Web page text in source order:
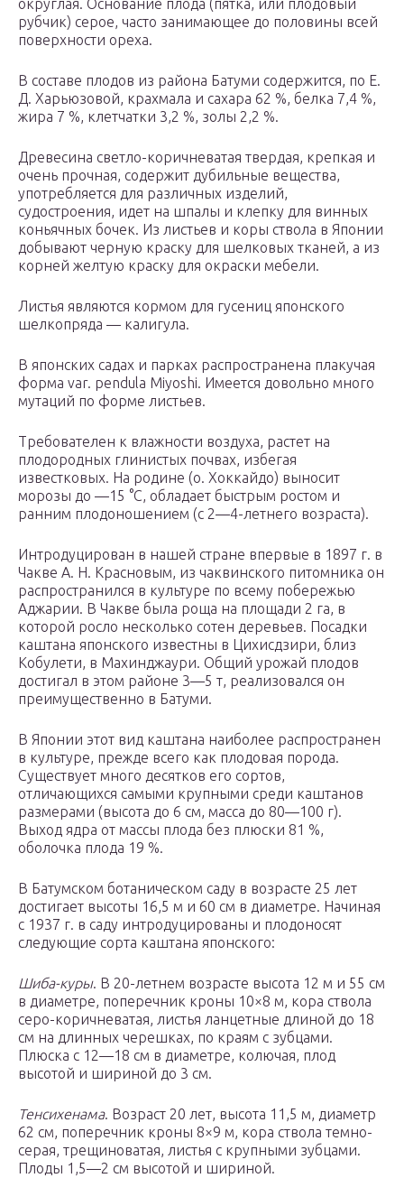
округлая. Основание плода (пятка, или плодовый
рубчик) серое, часто занимающее до половины всей
поверхности ореха.
В составе плодов из района Батуми содержится, по Е.
Д. Харьюзовой, крахмала и сахара 62 %, белка 7,4 %,
жира 7 %, клетчатки 3,2 %, золы 2,2 %.
Древесина светло-коричневатая твердая, крепкая и
очень прочная, содержит дубильные вещества,
употребляется для различных изделий,
судостроения, идет на шпалы и клепку для винных
коньячных бочек. Из листьев и коры ствола в Японии
добывают черную краску для шелковых тканей, а из
корней желтую краску для окраски мебели.
Листья являются кормом для гусениц японского
шелкопряда — калигула.
В японских садах и парках распространена плакучая
форма var. pendula Miyoshi. Имеется довольно много
мутаций по форме листьев.
Требователен к влажности воздуха, растет на
плодородных глинистых почвах, избегая
известковых. На родине (о. Хоккайдо) выносит
морозы до —15 °С, обладает быстрым ростом и
ранним плодоношением (с 2—4-летнего возраста).
Интродуцирован в нашей стране впервые в 1897 г. в
Чакве А. Н. Красновым, из чаквинского питомника он
распространился в культуре по всему побережью
Аджарии. В Чакве была роща на площади 2 га, в
которой росло несколько сотен деревьев. Посадки
каштана японского известны в Цихисдзири, близ
Кобулети, в Махинджаури. Общий урожай плодов
достигал в этом районе 3—5 т, реализовался он
преимущественно в Батуми.
В Японии этот вид каштана наиболее распространен
в культуре, прежде всего как плодовая порода.
Существует много десятков его сортов,
отличающихся самыми крупными среди каштанов
размерами (высота до 6 см, масса до 80—100 г).
Выход ядра от массы плода без плюски 81 %,
оболочка плода 19 %.
В Батумском ботаническом саду в возрасте 25 лет
достигает высоты 16,5 м и 60 см в диаметре. Начиная
с 1937 г. в саду интродуцированы и плодоносят
следующие сорта каштана японского:
Шиба-куры. В 20-летнем возрасте высота 12 м и 55 см
в диаметре, поперечник кроны 10×8 м, кора ствола
серо-коричневатая, листья ланцетные длиной до 18
см на длинных черешках, по краям с зубцами.
Плюска с 12—18 см в диаметре, колючая, плод
высотой и шириной до 3 см.
Тенсихенама. Возраст 20 лет, высота 11,5 м, диаметр
62 см, поперечник кроны 8×9 м, кора ствола темно-
серая, трещиноватая, листья с крупными зубцами.
Плоды 1,5—2 см высотой и шириной.